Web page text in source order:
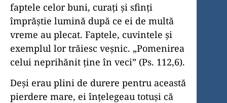
faptele celor buni, curați și sfinți
împrăștie lumină după ce ei de multă
vreme au plecat. Faptele, cuvintele și
exemplul lor trăiesc veșnic. „Pomenirea
celui neprihănit ține în veci” (Ps. 112,6).
Deși erau plini de durere pentru această
pierdere mare, ei înțelegeau totuși că